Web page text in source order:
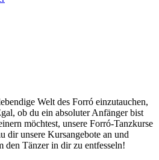
Welt des Forró einzutauchen,
ob du ein absoluter Anfänger bist
möchtest, unsere Forró-Tanzkurse
dir unsere Kursangebote an und
den Tänzer in dir zu entfesseln!